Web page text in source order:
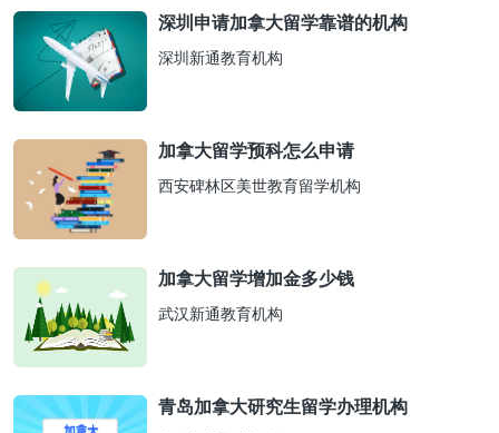
深圳申请加拿大留学靠谱的机构
深圳新通教育机构
加拿大留学预科怎么申请
西安碑林区美世教育留学机构
加拿大留学增加金多少钱
武汉新通教育机构
青岛加拿大研究生留学办理机构